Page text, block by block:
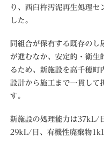
り、西臼杵汚泥再生処理
した。
同組合が保有する既存の
が進むなか、安定的・衛生
るため、新施設を高千穂町
設計から施工まで一貫し
す。
新施設の処理能力は37kL/
29kL/日、有機性廃棄物